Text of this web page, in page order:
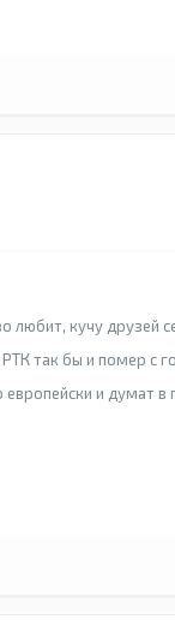
любит, кучу друзей
так бы и помер с
и думат в